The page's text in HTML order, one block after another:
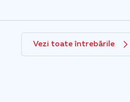
Vezi toate întrebările